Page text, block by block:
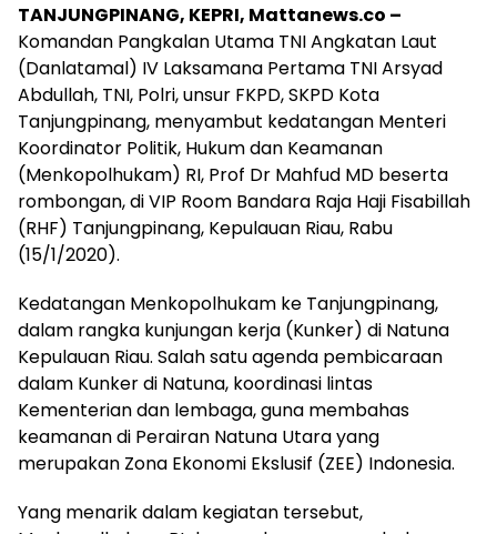
TANJUNGPINANG, KEPRI, Mattanews.co –
Komandan Pangkalan Utama TNI Angkatan Laut
(Danlatamal) IV Laksamana Pertama TNI Arsyad
Abdullah, TNI, Polri, unsur FKPD, SKPD Kota
Tanjungpinang, menyambut kedatangan Menteri
Koordinator Politik, Hukum dan Keamanan
(Menkopolhukam) RI, Prof Dr Mahfud MD beserta
rombongan, di VIP Room Bandara Raja Haji Fisabillah
(RHF) Tanjungpinang, Kepulauan Riau, Rabu
(15/1/2020).
Kedatangan Menkopolhukam ke Tanjungpinang,
dalam rangka kunjungan kerja (Kunker) di Natuna
Kepulauan Riau. Salah satu agenda pembicaraan
dalam Kunker di Natuna, koordinasi lintas
Kementerian dan lembaga, guna membahas
keamanan di Perairan Natuna Utara yang
merupakan Zona Ekonomi Ekslusif (ZEE) Indonesia.
Yang menarik dalam kegiatan tersebut,